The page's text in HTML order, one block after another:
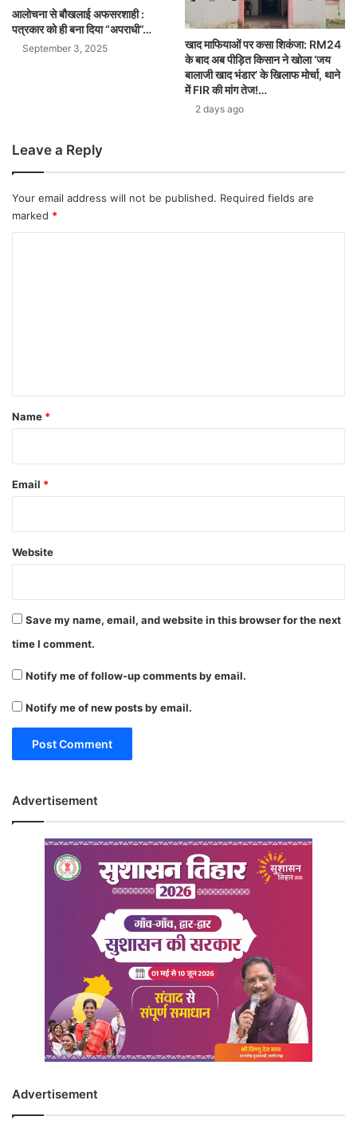
आलोचना से बौखलाई अफसरशाही :
पत्रकार को ही बना दिया “अपराधी”…
September 3, 2025
खाद माफियाओं पर कसा शिकंजा: RM24
के बाद अब पीड़ित किसान ने खोला ‘जय
बालाजी खाद भंडार’ के खिलाफ मोर्चा, थाने
में FIR की मांग तेज!…
2 days ago
Leave a Reply
Your email address will not be published. Required fields are
marked *
*
Name *
Email *
Website
Save my name, email, and website in this browser for the next
time I comment.
Notify me of follow-up comments by email.
Notify me of new posts by email.
Advertisement
Advertisement